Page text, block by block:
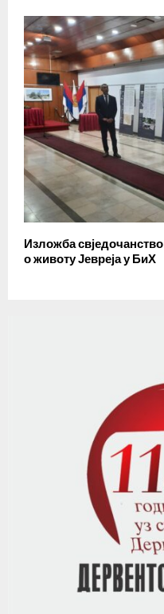
Изложба свједочанство
о животу Јевреја у БиХ